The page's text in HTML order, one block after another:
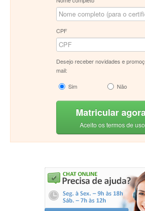
CPF
Desejo receber novidades e
mail:
Sim
Não
Matricular
Aceito os termos de uso